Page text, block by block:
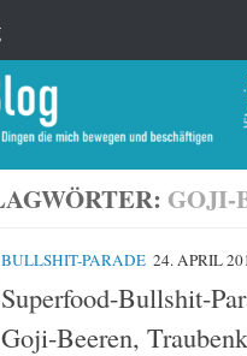
GOJI-
BULLSHIT-PARADE 24. APRIL
Superfood-Bullshit-
Goji-Beeren,